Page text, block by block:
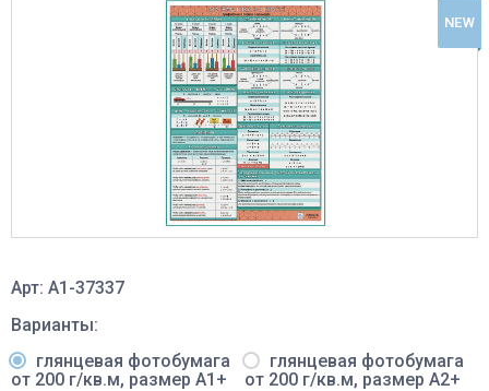
NEW
Арт: A1-37337
Варианты:
глянцевая фотобумага
от 200 г/кв.м, размер A1+
глянцевая фотобумага
от 200 г/кв.м, размер A2+